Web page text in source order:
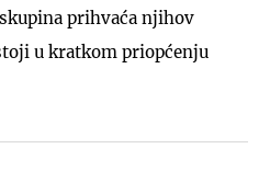
prihvaća njihov
u kratkom priopćenju